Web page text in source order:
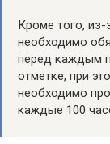
Кроме того,
необходимо
перед каждым
отметке, при
необходимо
каждые 100